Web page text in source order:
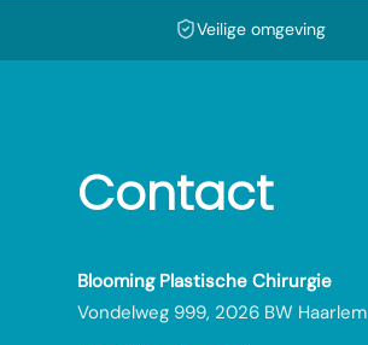
Veilige omgeving
Contact
Blooming Plastische Chirurgie
Vondelweg 999, 2026 BW Haarlem